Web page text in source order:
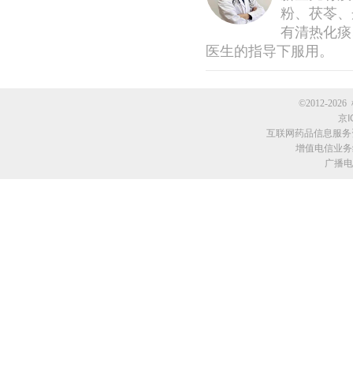
粉、茯苓
有清热化
医生的指导下服用。
©2012-2026
京
互联网药品信息服
增值电信业
广播